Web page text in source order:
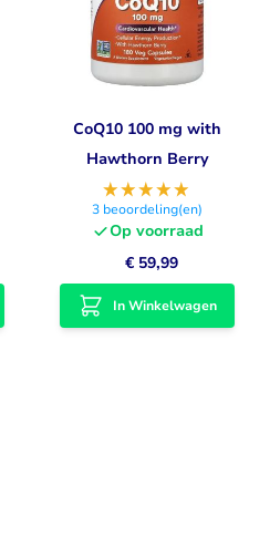
CoQ10 100 mg with
Hawthorn Berry
3 beoordeling(en)
Op voorraad
€ 59,99
In Winkelwagen